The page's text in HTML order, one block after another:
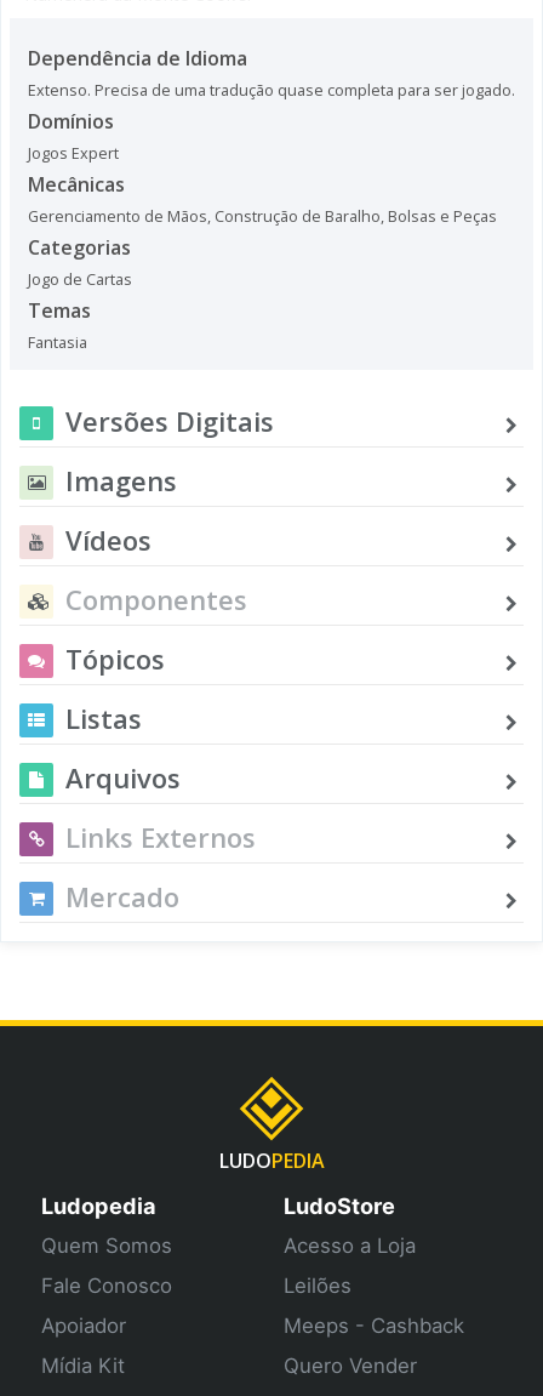
Dependência de Idioma
Extenso. Precisa de uma tradução quase completa para ser jogado.
Domínios
Jogos Expert
Mecânicas
Gerenciamento de Mãos, Construção de Baralho, Bolsas e Peças
Categorias
Jogo de Cartas
Temas
Fantasia
Versões Digitais
Imagens
Vídeos
Componentes
Tópicos
Listas
Arquivos
Links Externos
Mercado
LUDOPEDIA
Ludopedia
Quem Somos
Fale Conosco
Apoiador
Mídia Kit
LudoStore
Acesso a Loja
Leilões
Meeps - Cashback
Quero Vender